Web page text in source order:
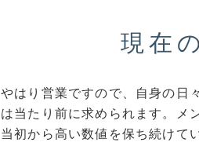
現在
やはり営業ですので、自身の日
は当たり前に求められます。メ
当初から高い数値を保ち続けて